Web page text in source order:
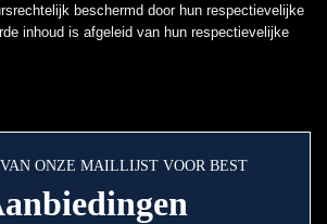
beschermd door hun respectievelijke
inhoud is afgeleid van hun respectievelijke
ONZE MAILLIJST VOOR BEST